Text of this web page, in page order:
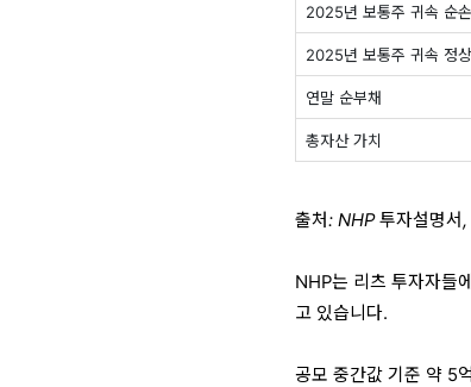
2025년 보통주 귀속 순
2025년 보통주 귀속 정
연말 순부채
총자산 가치
출처: NHP 투자설명서
NHP는 리츠 투자자들
고 있습니다.
공모 중간값 기준 약 5